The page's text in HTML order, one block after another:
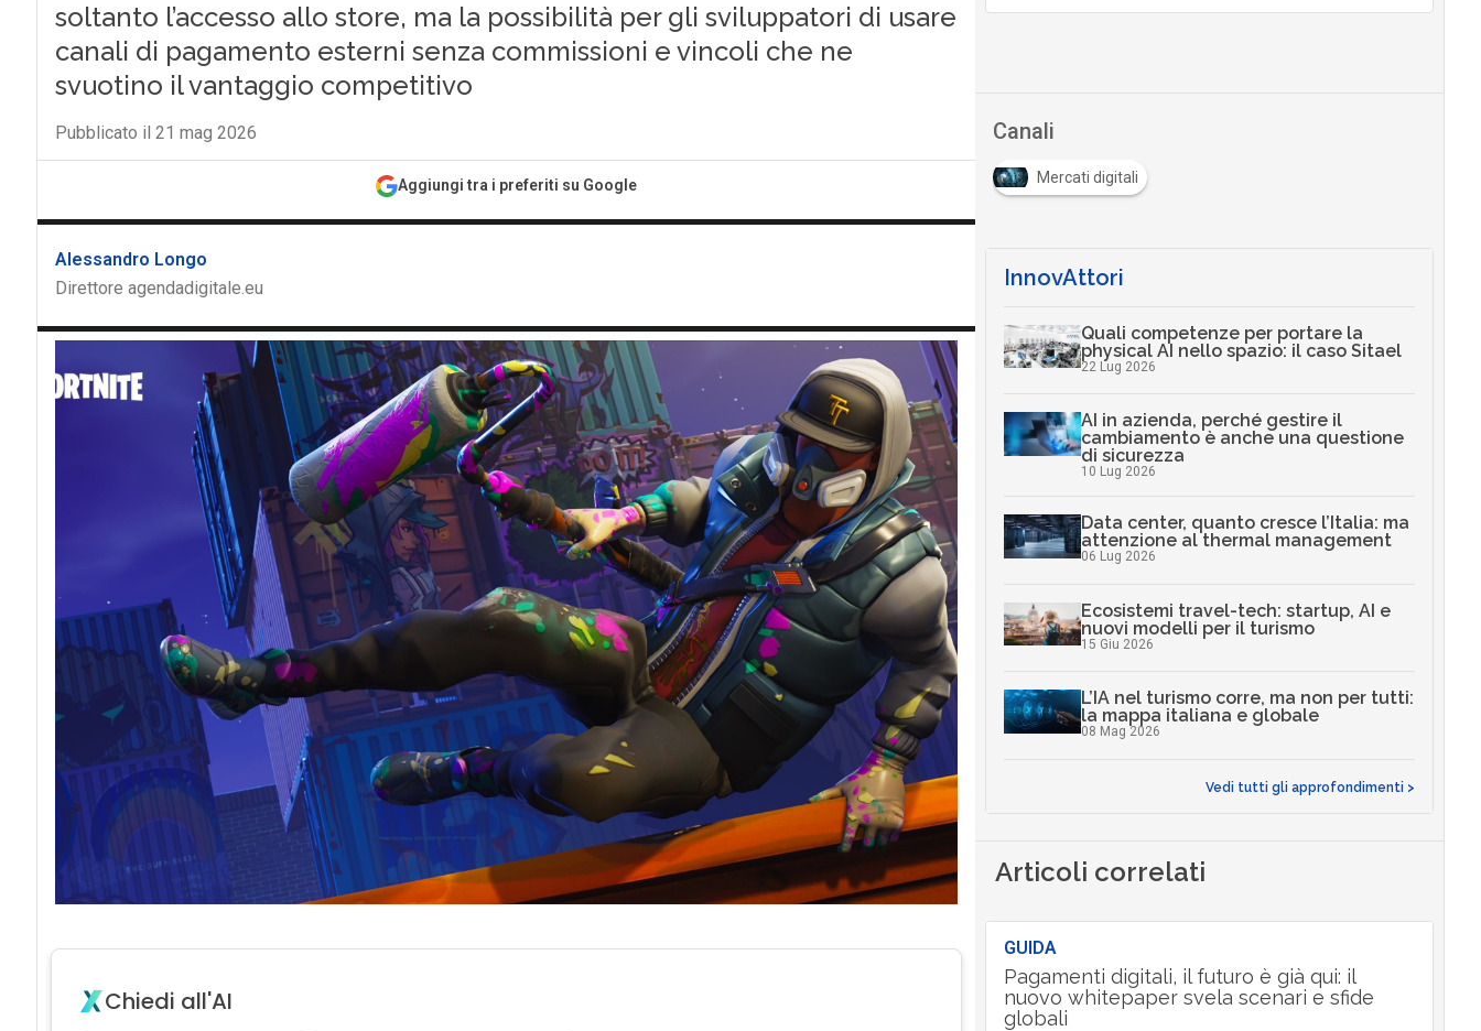
soltanto l’accesso allo store, ma la possibilità per gli sviluppatori di usare
canali di pagamento esterni senza commissioni e vincoli che ne
svuotino il vantaggio competitivo
Pubblicato il 21 mag 2026
Aggiungi tra i preferiti su Google
Alessandro Longo
Direttore agendadigitale.eu
Chiedi all'AI
Canali
Mercati digitali
InnovAttori
Quali competenze per portare la
physical AI nello spazio: il caso Sitael
22 Lug 2026
AI in azienda, perché gestire il
cambiamento è anche una questione
di sicurezza
10 Lug 2026
Data center, quanto cresce l’Italia: ma
attenzione al thermal management
06 Lug 2026
Ecosistemi travel-tech: startup, AI e
nuovi modelli per il turismo
15 Giu 2026
L’IA nel turismo corre, ma non per tutti:
la mappa italiana e globale
08 Mag 2026
Vedi tutti gli approfondimenti >
Articoli correlati
GUIDA
Pagamenti digitali, il futuro è già qui: il
nuovo whitepaper svela scenari e sfide
globali